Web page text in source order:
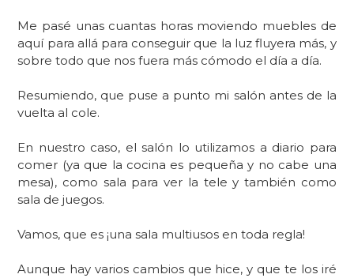
Me pasé unas cuantas horas moviendo muebles de
aquí para allá para conseguir que la luz fluyera más, y
sobre todo que nos fuera más cómodo el día a día.
Resumiendo, que puse a punto mi salón antes de la
vuelta al cole.
En nuestro caso, el salón lo utilizamos a diario para
comer (ya que la cocina es pequeña y no cabe una
mesa), como sala para ver la tele y también como
sala de juegos.
Vamos, que es ¡una sala multiusos en toda regla!
Aunque hay varios cambios que hice, y que te los iré